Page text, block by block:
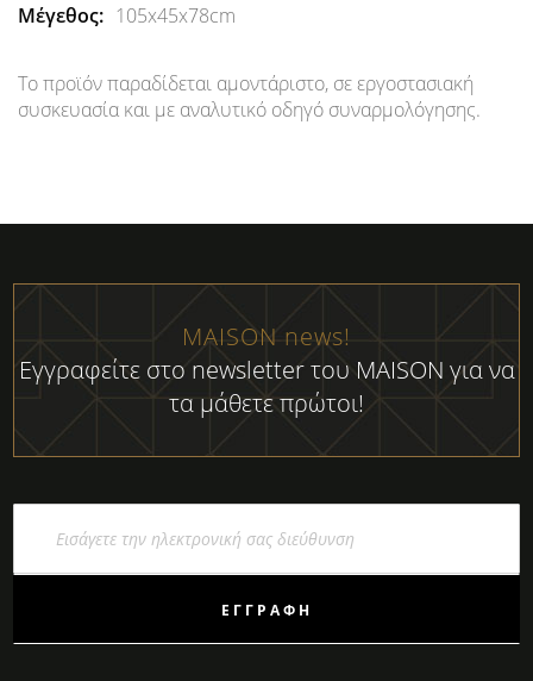
105x45x78cm
Το προϊόν παραδίδεται αμοντάριστο, σε εργοστασιακή
συσκευασία και με αναλυτικό οδηγό συναρμολόγησης.
MAISON news!
Εγγραφείτε στο newsletter του MAISON για να
τα μάθετε πρώτοι!
ΕΓΓΡΑΦΉ